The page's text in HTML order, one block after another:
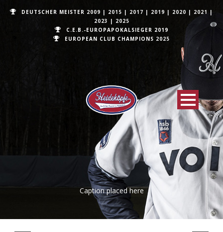
DEUTSCHER MEISTER 2009 | 2015 | 2017 | 2019 | 2020 | 2021 |
2023 | 2025
C.E.B.-EUROPAPOKALSIEGER 2019
EUROPEAN CLUB CHAMPIONS 2025
Caption placed here